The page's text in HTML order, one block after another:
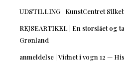
UDSTILLING | KunstCentret
REJSEARTIKEL | En storslået og
Grønland
anmeldelse | Vidnet i vogn 12 —